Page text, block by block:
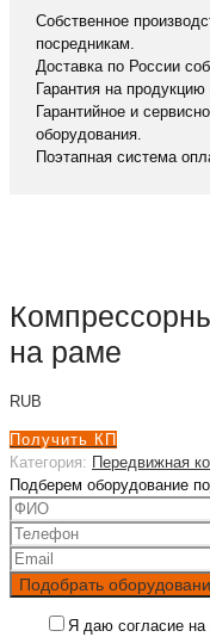
Собственное
посредникам.
Доставка по России
Гарантия на
Гарантийное и
оборудования.
Поэтапная система
на раме
RUB
Получить КП
Категория: Передвижная
Подберем оборудование
Я даю согласие на